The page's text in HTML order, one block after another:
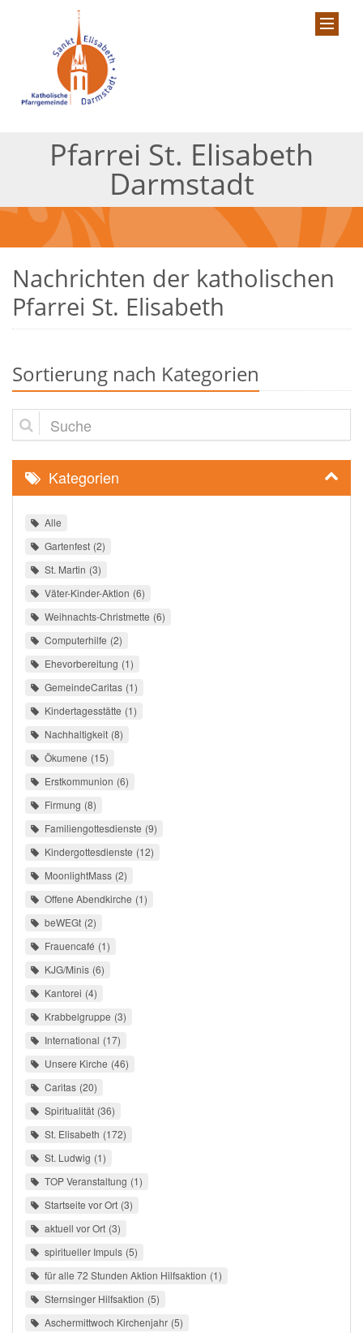
Pfarrei St. Elisabeth
Darmstadt
Nachrichten der katholischen
Pfarrei St. Elisabeth
Sortierung nach Kategorien
Suche
Kategorien
Alle
Gartenfest 2
St. Martin 3
Väter-Kinder-Aktion 6
Weihnachts-Christmette 6
Computerhilfe 2
Ehevorbereitung 1
GemeindeCaritas 1
Kindertagesstätte 1
Nachhaltigkeit 8
Ökumene 15
Erstkommunion 6
Firmung 8
Familiengottesdienste 9
Kindergottesdienste 12
MoonlightMass 2
Offene Abendkirche 1
beWEGt 2
Frauencafé 1
KJG/Minis 6
Kantorei 4
Krabbelgruppe 3
International 17
Unsere Kirche 46
Caritas 20
Spiritualität 36
St. Elisabeth 172
St. Ludwig 1
TOP Veranstaltung 1
Startseite vor Ort 3
aktuell vor Ort 3
spiritueller Impuls 5
für alle 72 Stunden Aktion Hilfsaktion 1
Sternsinger Hilfsaktion 5
Aschermittwoch Kirchenjahr 5